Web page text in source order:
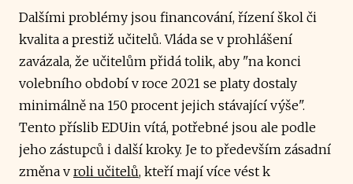
Dalšími problémy jsou financování, řízení škol či
kvalita a prestiž učitelů. Vláda se v prohlášení
zavázala, že učitelům přidá tolik, aby "na konci
volebního období v roce 2021 se platy dostaly
minimálně na 150 procent jejich stávající výše".
Tento příslib EDUin vítá, potřebné jsou ale podle
jeho zástupců i další kroky. Je to především zásadní
změna v roli učitelů, kteří mají více vést k